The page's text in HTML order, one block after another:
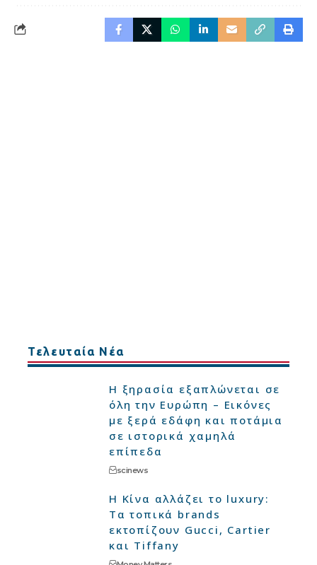
Τελευταία Νέα
Η ξηρασία εξαπλώνεται σε
όλη την Ευρώπη – Εικόνες
με ξερά εδάφη και ποτάμια
σε ιστορικά χαμηλά
επίπεδα
scinews
Η Κίνα αλλάζει το luxury:
Τα τοπικά brands
εκτοπίζουν Gucci, Cartier
και Tiffany